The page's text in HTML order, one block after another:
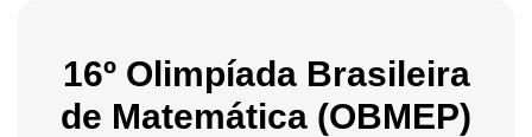
16º Olimpíada Brasileira
de Matemática (OBMEP)